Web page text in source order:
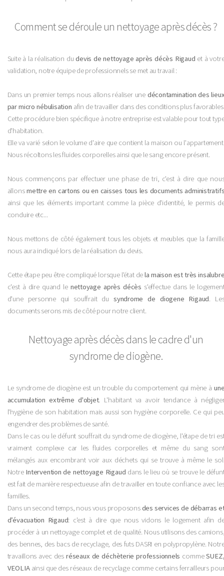
Comment se déroule un nettoyage après décès ?
Suite à la réalisation dudevis de nettoyage après décès Rigaud et à
validation, notre équipe de professionnels se met au travail :
Dans un premier temps nous allons réaliser une décontamination des
par micro nébulisation afin de travailler dans des conditions plus
Cette procédure bien spécifique à notre entreprise est valable pour tout
d'habitation.
Elle va varié selon le volume d'aire que contient la maison ou
Nous récoltons les fluides corporelles ainsi que le sang encore présent.
Nous commençons par effectuer une phase de tri, c'est à dire que
allonsmettre en cartons ou en caisses tous les documents
ainsi que les éléments important comme la pièce d'identité, le permis
conduire etc...
Nous mettons de côté également tous les objets et meubles que la
nous aura indiqué lors de la réalisation du devis.
Cette étape peu être compliqué lorsque l'état dela maison est très
c'est à dire quand le nettoyage après décès s'effectue dans le
d'une personne qui souffrait dusyndrome de diogene Rigaud.
documents serons mis de côté pour notre client.
Nettoyage après décès dans le cadre d'un
syndrome de diogène.
Le syndrome de diogène est un trouble du comportement qui mène à
accumulation extrême d'objet. L'habitant va avoir tendance à
l'hygiène de son habitation mais aussi son hygiène corporelle. Ce qui
engendrer des problèmes de santé.
Dans le cas ou le défunt souffrait du syndrome de diogène, l'étape de tri
vraiment complexe car les fluides corporelles et même du sang
mélangés aux encombrant voir aux déchets qui se trouve à même le
Notre Intervention de nettoyage Rigaud dans le lieu où se trouve le
est fait de manière respectueuse afin de travailler en toute confiance avec
familles.
Dans un second temps, nous vous proposonsdes services de débarras
d’évacuation Rigaud: c'est à dire que nous vidons le logement afin
procéder à un nettoyage complet et de qualité. Nous utilisons des
des bennes, des bacs de recyclage, des futs DASRI en polypropylène.
travaillons avec desréseaux de déchèterie professionnels comme
VEOLIA ainsi que des réseaux de recyclage comme certains ferrailleurs